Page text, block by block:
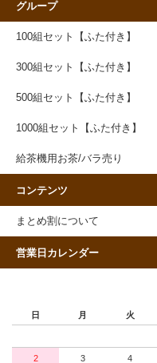
グループ
100組セット【ふた付き】
300組セット【ふた付き】
500組セット【ふた付き】
1000組セット【ふた付き】
給茶機用お茶/バラ売り
コンテンツ
まとめ割について
営業日カレンダー
日 月 火
2 3 4